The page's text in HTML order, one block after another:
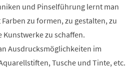
und Pinselführung lernt man
zu formen, zu gestalten, zu
zu schaffen.
Ausdrucksmöglichkeiten im
Tusche und Tinte, etc.